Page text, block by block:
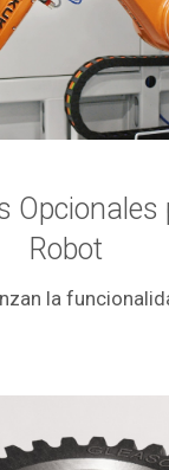
Opcionales
Robot
la